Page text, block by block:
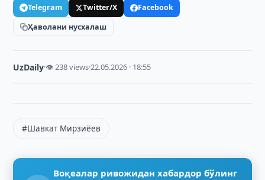
Telegram Twitter/X
Facebook
Ҳаволани нусхалаш
UzDaily·👁 238 views·22.05.2026 · 18:55
#Шавкат Мирзиёев
Воқеалар ривожидан хабардор бўлинг